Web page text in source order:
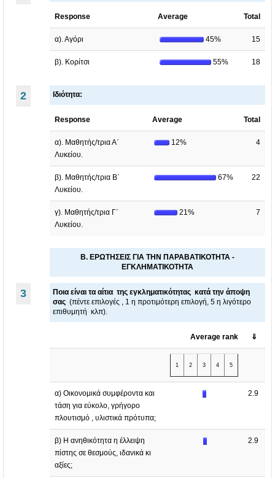
Response Average Total
α). Αγόρι 45% 15
β). Κορίτσι 55% 18
2 Ιδιότητα:
Response Average Total
α). Μαθητής/τρια Α΄
Λυκείου.
12% 4
β). Μαθητής/τρια Β΄
Λυκείου.
67% 22
γ). Μαθητής/τρια Γ΄
Λυκείου.
21% 7
Β. ΕΡΩΤΗΣΕΙΣ ΓΙΑ ΤΗΝ ΠΑΡΑΒΑΤΙΚΟΤΗΤΑ -
ΕΓΚΛΗΜΑΤΙΚΟΤΗΤΑ
3
Ποια είναι τα αίτια της εγκληματικότητας κατά την άποψη
σας (πέντε επιλογές , 1 η προτιμότερη επιλογή, 5 η λιγότερο
επιθυμητή κλπ).
Average rank ⇓
1 2 3 4 5
α) Οικονομικά συμφέροντα και
τάση για εύκολο, γρήγορο
πλουτισμό , υλιστικά πρότυπα;
2.9
β) Η ανηθικότητα η έλλειψη
πίστης σε θεσμούς, ιδανικά κι
αξίες;
2.9